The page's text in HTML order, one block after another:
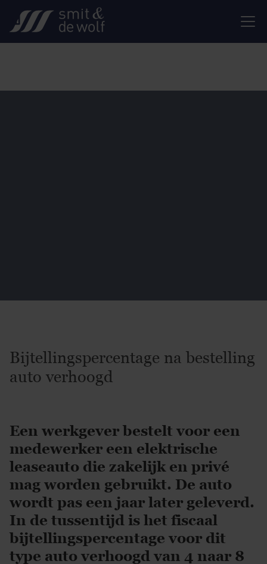
Bijtellingspercentage na bestelling
auto verhoogd
Een werkgever bestelt voor een
medewerker een elektrische
leaseauto die zakelijk en privé
mag worden gebruikt. De auto
wordt pas een jaar later geleverd.
In de tussentijd is het fiscaal
bijtellingspercentage voor dit
type auto verhoogd van 4 naar 8